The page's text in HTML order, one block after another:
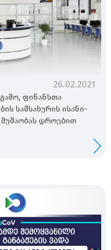
26.02.2021
ფინანსთა
სამსახურის ისანი-
დროებით